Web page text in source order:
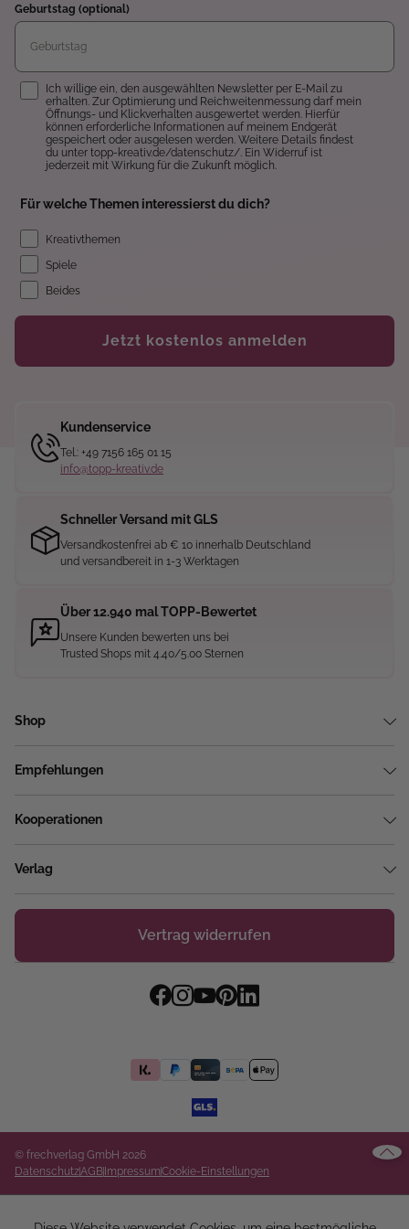
Geburtstag (optional)
Einwilligung
Ich willige ein, den ausgewählten Newsletter per E-Mail zu
erhalten. Zur Optimierung und Reichweitenmessung darf mein
Öffnungs- und Klickverhalten ausgewertet werden. Hierfür
können erforderliche Informationen auf meinem Endgerät
gespeichert oder ausgelesen werden. Weitere Details findest
du unter topp-kreativ.de/datenschutz/. Ein Widerruf ist
jederzeit mit Wirkung für die Zukunft möglich.
Für welche Themen interessierst du dich?
Kreativthemen
Spiele
Beides
Jetzt kostenlos anmelden
Kundenservice
Tel.: +49 7156 165 01 15
info@topp-kreativ.de
Schneller Versand mit GLS
Versandkostenfrei ab € 10 innerhalb Deutschland
und versandbereit in 1-3 Werktagen
Über 12.940 mal TOPP-Bewertet
Unsere Kunden bewerten uns bei
Trusted Shops mit 4.40/5.00 Sternen
Shop
Empfehlungen
Kooperationen
Verlag
Vertrag widerrufen
© frechverlag GmbH 2026
DatenschutzAGB ImpressumCookie-Einstellungen